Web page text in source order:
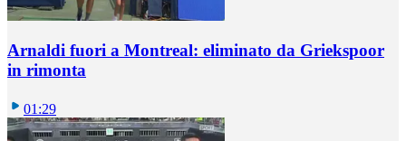
Arnaldi fuori a Montreal: eliminato da Griekspoor
in rimonta
01:29